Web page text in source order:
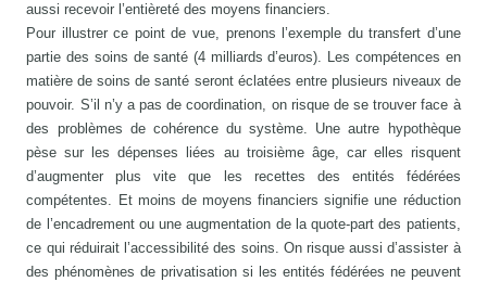
aussi recevoir l’entièreté des moyens financiers.
Pour illustrer ce point de vue, prenons l’exemple du transfert d’une
partie des soins de santé (4 milliards d’euros). Les compétences en
matière de soins de santé seront éclatées entre plusieurs niveaux de
pouvoir. S’il n’y a pas de coordination, on risque de se trouver face à
des problèmes de cohérence du système. Une autre hypothèque
pèse sur les dépenses liées au troisième âge, car elles risquent
d’augmenter plus vite que les recettes des entités fédérées
compétentes. Et moins de moyens financiers signifie une réduction
de l’encadrement ou une augmentation de la quote-part des patients,
ce qui réduirait l’accessibilité des soins. On risque aussi d’assister à
des phénomènes de privatisation si les entités fédérées ne peuvent